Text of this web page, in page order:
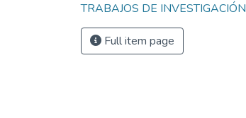
TRABAJOS DE INVESTIGACIÓN
Full item page